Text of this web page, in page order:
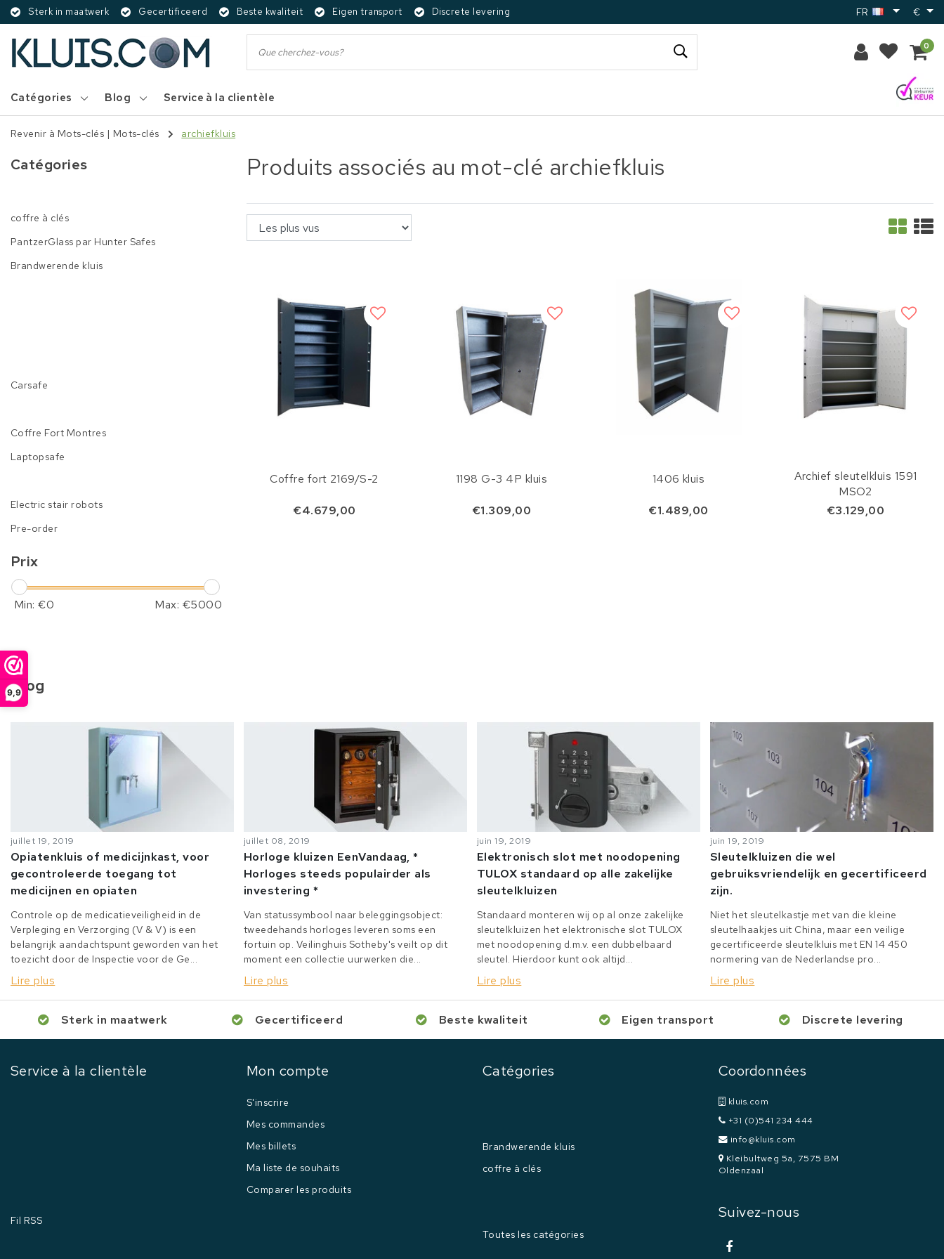
9,9
Sterk in maatwerk Gecertificeerd Beste kwaliteit Eigen transport Discrete levering FR €
0
Catégories Blog Service à la clientèle
Revenir à Mots-clés | Mots-clés archiefkluis
Catégories
coffre à clés
PantzerGlass par Hunter Safes
Brandwerende kluis
Carsafe
Coffre Fort Montres
Laptopsafe
Electric stair robots
Pre-order
Prix
Min: €0 Max: €5000
Produits associés au mot-clé archiefkluis
Coffre fort 2169/S-2
€4.679,00
1198 G-3 4P kluis
€1.309,00
1406 kluis
€1.489,00
Archief sleutelkluis 1591
MSO2
€3.129,00
Blog
juillet 19, 2019
Opiatenkluis of medicijnkast, voor
gecontroleerde toegang tot
medicijnen en opiaten
Controle op de medicatieveiligheid in de
Verpleging en Verzorging (V & V) is een
belangrijk aandachtspunt geworden van het
toezicht door de Inspectie voor de Ge...
Lire plus
juillet 08, 2019
Horloge kluizen EenVandaag, *
Horloges steeds populairder als
investering *
Van statussymbool naar beleggingsobject:
tweedehands horloges leveren soms een
fortuin op. Veilinghuis Sotheby's veilt op dit
moment een collectie uurwerken die...
Lire plus
juin 19, 2019
Elektronisch slot met noodopening
TULOX standaard op alle zakelijke
sleutelkluizen
Standaard monteren wij op al onze zakelijke
sleutelkluizen het elektronische slot TULOX
met noodopening d.m.v. een dubbelbaard
sleutel. Hierdoor kunt ook altijd...
Lire plus
juin 19, 2019
Sleutelkluizen die wel
gebruiksvriendelijk en gecertificeerd
zijn.
Niet het sleutelkastje met van die kleine
sleutelhaakjes uit China, maar een veilige
gecertificeerde sleutelkluis met EN 14 450
normering van de Nederlandse pro...
Lire plus
Sterk in maatwerk Gecertificeerd Beste kwaliteit Eigen transport Discrete levering
Service à la clientèle
Fil RSS
Mon compte
S'inscrire
Mes commandes
Mes billets
Ma liste de souhaits
Comparer les produits
Catégories
Brandwerende kluis
coffre à clés
Toutes les catégories
Coordonnées
kluis.com
+31 (0)541 234 444
info@kluis.com
Kleibultweg 5a, 7575 BM
Oldenzaal
Suivez-nous